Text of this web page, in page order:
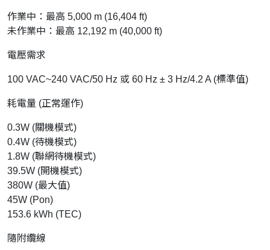
作業中：最高 5,000 m (16,404 ft)
未作業中：最高 12,192 m (40,000 ft)
電壓需求
100 VAC~240 VAC/50 Hz 或 60 Hz ± 3 Hz/4.2 A (標準值)
耗電量 (正常運作)
0.3W (關機模式)
0.4W (待機模式)
1.8W (聯網待機模式)
39.5W (開機模式)
380W (最大值)
45W (Pon)
153.6 kWh (TEC)
隨附纜線